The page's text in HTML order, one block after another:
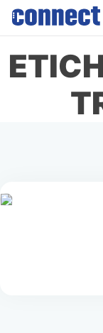
Skip
content